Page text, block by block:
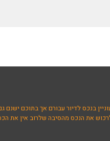
בנכס לדיור עבורם אך בתוכם
את הנכס מהסיבה שלרוב אין את